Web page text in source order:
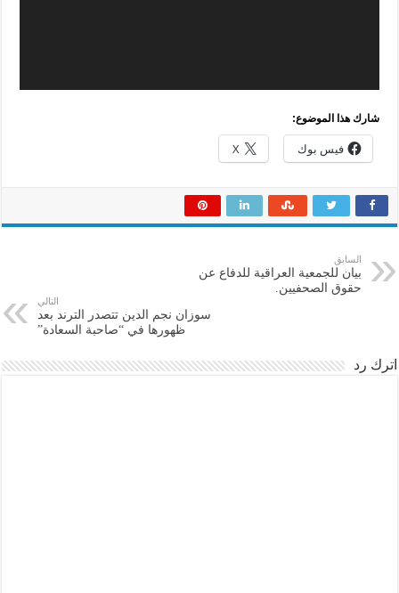
شارك هذا الموضوع:
فيس بوك X
السابق
بيان للجمعية العراقية للدفاع عن
حقوق الصحفيين.
التالي
سوزان نجم الدين تتصدر الترند بعد
ظهورها في “صاحبة السعادة”
اترك رد